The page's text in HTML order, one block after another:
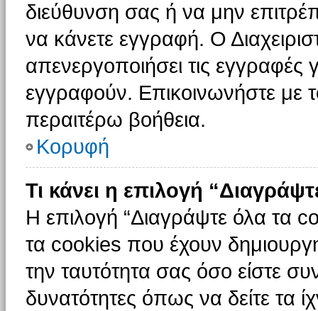
διεύθυνση σας ή να μην
να κάνετε εγγραφή. Ο
απενεργοποιήσει τις εγγραφές
εγγραφούν. Επικοινωνήστε με
περαιτέρω βοήθεια.
Κορυφή
Τι κάνει η επιλογή
Η επιλογή “Διαγράψτε όλα τα
τα cookies που έχουν
την ταυτότητα σας όσο είστε
δυνατότητες όπως να δείτε τα